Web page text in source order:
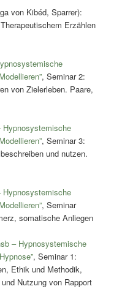
von Kibéd, Sparrer):
Erzählen
, Seminar 2:
von Zielerleben. Paare,
Hypnosystemische
, Seminar 3:
und nutzen.
Hypnosystemische
, Seminar
somatische Anliegen
– Hypnosystemische
, Seminar 1:
Ethik und Methodik,
Nutzung von Rapport